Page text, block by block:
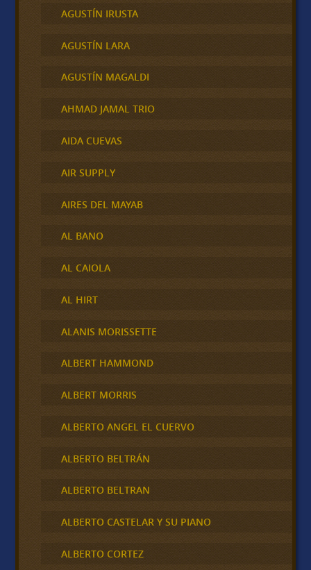
AGUSTÍN IRUSTA
AGUSTÍN LARA
AGUSTÍN MAGALDI
AHMAD JAMAL TRIO
AIDA CUEVAS
AIR SUPPLY
AIRES DEL MAYAB
AL BANO
AL CAIOLA
AL HIRT
ALANIS MORISSETTE
ALBERT HAMMOND
ALBERT MORRIS
ALBERTO ANGEL EL CUERVO
ALBERTO BELTRÁN
ALBERTO BELTRAN
ALBERTO CASTELAR Y SU PIANO
ALBERTO CORTEZ